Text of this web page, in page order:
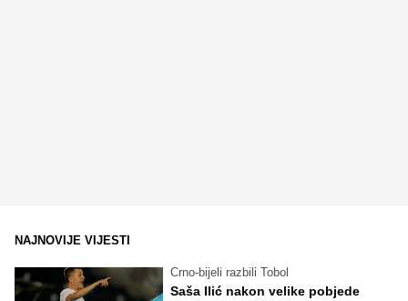
NAJNOVIJE VIJESTI
Crno-bijeli razbili Tobol
Saša Ilić nakon velike pobjede